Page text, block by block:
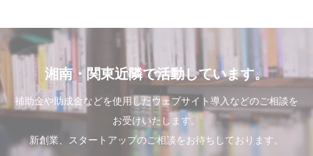
湘南・関東近隣で活動しています。
補助金や助成金などを使用したウェブサイト導入などのご相談を
お受けいたします。
新創業、スタートアップのご相談をお待ちしております。